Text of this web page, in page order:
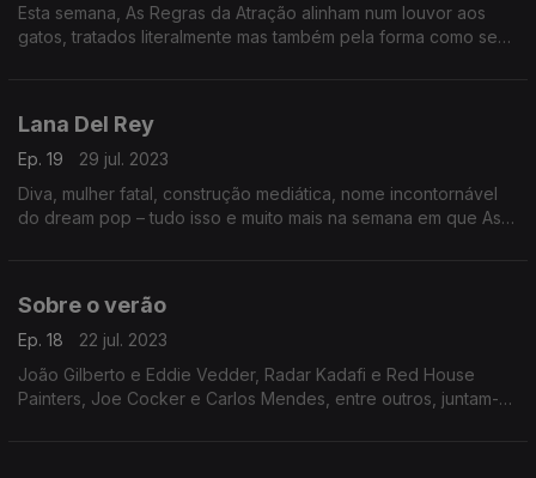
Esta semana, As Regras da Atração alinham num louvor aos
gatos, tratados literalmente mas também pela forma como se
Lana Del Rey
Ep. 19
29 jul. 2023
Diva, mulher fatal, construção mediática, nome incontornável
do dream pop – tudo isso e muito mais na semana em que As
Sobre o verão
Ep. 18
22 jul. 2023
João Gilberto e Eddie Vedder, Radar Kadafi e Red House
Painters, Joe Cocker e Carlos Mendes, entre outros, juntam-se